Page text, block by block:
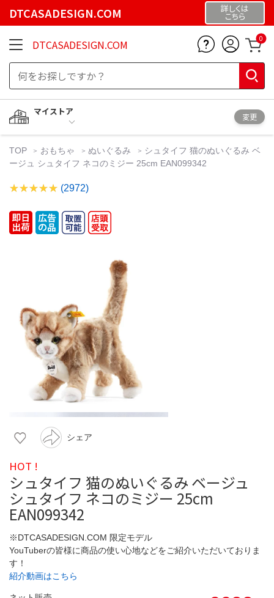
DTCASADESIGN.COM 詳しくは
こちら
DTCASADESIGN.COM 0
マイストア
変更
TOP おもちゃ ぬいぐるみ
シュタイフ 猫のぬいぐるみ ベ
ージュ シュタイフ ネコのミジー 25cm EAN099342
(2972)
シェア
HOT !
シュタイフ 猫のぬいぐるみ ベージュ
シュタイフ ネコのミジー 25cm
EAN099342
※DTCASADESIGN.COM 限定モデル
YouTuberの皆様に商品の使い心地などをご紹介いただいておりま
す！
紹介動画はこちら